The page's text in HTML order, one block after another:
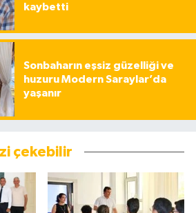
kaybetti
Sonbaharın eşsiz güzelliği ve
huzuru Modern Saraylar’da
yaşanır
çekebilir